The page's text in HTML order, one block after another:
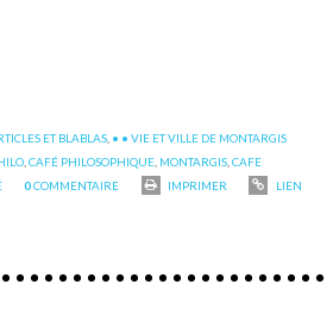
ET BLABLAS, • • VIE ET VILLE DE MONTARGIS
,CAFÉ PHILOSOPHIQUE, MONTARGIS,CAFE
0COMMENTAIRE IMPRIMER
LIEN